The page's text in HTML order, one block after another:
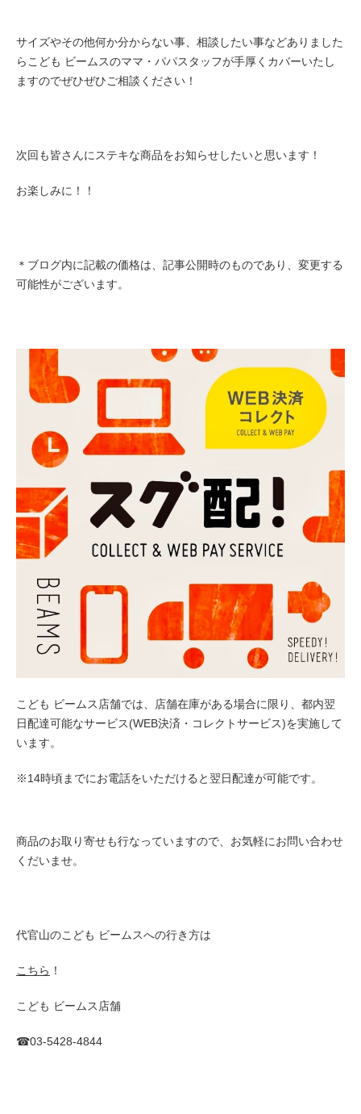
サイズやその他何か分からない事、相談したい事などありました
らこども ビームスのママ・パパスタッフが手厚くカバーいたし
ますのでぜひぜひご相談ください！
次回も皆さんにステキな商品をお知らせしたいと思います！
お楽しみに！！
＊ブログ内に記載の価格は、記事公開時のものであり、変更する
可能性がございます。
こども ビームス店舗では、店舗在庫がある場合に限り、都内翌
日配達可能なサービス(WEB決済・コレクトサービス)を実施して
います。
※14時頃までにお電話をいただけると翌日配達が可能です。
商品のお取り寄せも行なっていますので、お気軽にお問い合わせ
くだいませ。
代官山のこども ビームスへの行き方は
こちら ！
こども ビームス店舗
☎︎03-5428-4844